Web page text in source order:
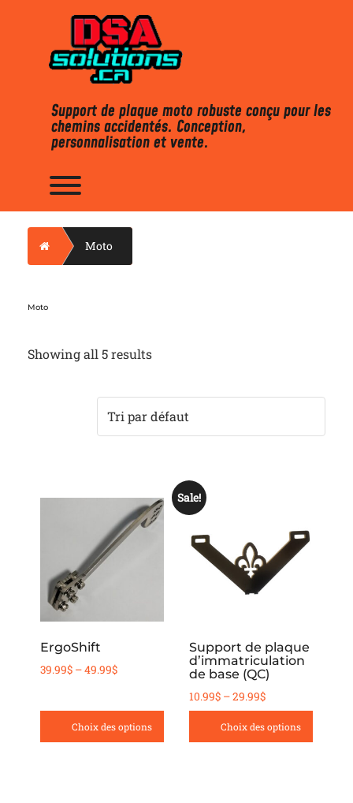
Support de plaque moto robuste conçu pour les
chemins accidentés. Conception,
personnalisation et vente.
Toggle menu visibility.
Home Moto
Moto
Showing all 5 results
ErgoShift
39.99$ –49.99$Price
through
49.99$
Choix des options
product
has
The
may
on
Sale!
Support de plaque
d’immatriculation
de base (QC)
10.99$ –29.99$Price
range:
10.99$
Choix des options
product
has
multiple
variants.
options
may
be
chosen
on